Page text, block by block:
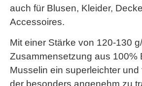
auch für Blusen, Kleider,
Accessoires.
Mit einer Stärke von 120-130
Zusammensetzung aus 100%
Musselin ein superleichter und
der besonders angenehm zu